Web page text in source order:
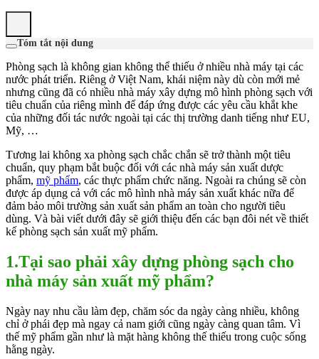
Tóm tắt nội dung
Phòng sạch là không gian không thể thiếu ở nhiều nhà máy tại các
nước phát triển. Riêng ở Việt Nam, khái niệm này dù còn mới mẻ
nhưng cũng đã có nhiều nhà máy xây dựng mô hình phòng sạch với
tiêu chuẩn của riêng mình để đáp ứng được các yêu cầu khắt khe
của những đối tác nước ngoài tại các thị trường danh tiếng như EU,
Mỹ, …
Tương lai không xa phòng sạch chắc chắn sẽ trở thành một tiêu
chuẩn, quy phạm bắt buộc đối với các nhà máy sản xuất dược
phẩm, mỹ phẩm, các thực phẩm chức năng. Ngoài ra chúng sẽ còn
được áp dụng cả với các mô hình nhà máy sản xuất khác nữa để
đảm bảo môi trường sản xuất sản phẩm an toàn cho người tiêu
dùng. Và bài viết dưới đây sẽ giới thiệu đến các bạn đôi nét về thiết
kế phòng sạch sản xuất mỹ phẩm.
1.Tại sao phải xây dựng phòng sạch cho
nhà máy sản xuất mỹ phẩm?
Ngày nay nhu cầu làm đẹp, chăm sóc da ngày càng nhiều, không
chỉ ở phái đẹp mà ngay cả nam giới cũng ngày càng quan tâm. Vì
thế mỹ phẩm gần như là mặt hàng không thế thiếu trong cuộc sống
hằng ngày.